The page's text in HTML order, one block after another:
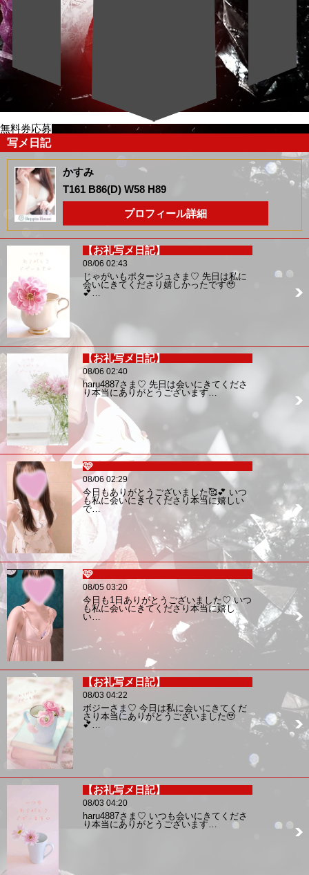
無料券応募
写メ日記
かすみ
T161 B86(D) W58 H89
プロフィール詳細
【お礼写メ日記】
08/06 02:43
じゃがいもポタージュさま♡ 先日は私に
会いにきてくださり嬉しかったです🥹
💕…
【お礼写メ日記】
08/06 02:40
haru4887さま♡ 先日は会いにきてくださ
り本当にありがとうございます…
🩷
08/06 02:29
今日もありがとうございました🥰💕 いつ
も私に会いにきてくださり本当に嬉しい
で…
🩷
08/05 03:20
今日も1日ありがとうございました♡ いつ
も私に会いにきてくださり本当に嬉し
い…
【お礼写メ日記】
08/03 04:22
ボジーさま♡ 今日は私に会いにきてくだ
さり本当にありがとうございました🥹
💕…
【お礼写メ日記】
08/03 04:20
haru4887さま♡ いつも会いにきてくださ
り本当にありがとうございます…